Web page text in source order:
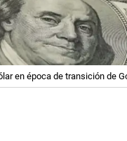
en época de transición de